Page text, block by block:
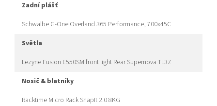
zadní plášť
Schwalbe G-One Overland 365 Performance, 700x45C
světla
Lezyne Fusion E550SM front light Rear Supernova TL3Z
nosič & blatníky
Racktime Micro Rack SnapIt 2.0 8KG